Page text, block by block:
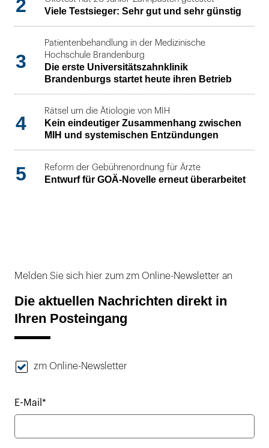
2 Viele Testsieger: Sehr gut und sehr günstig
3
Patientenbehandlung in der Medizinische
Hochschule Brandenburg
Die erste Universitätszahnklinik
Brandenburgs startet heute ihren Betrieb
4
Rätsel um die Ätiologie von MIH
Kein eindeutiger Zusammenhang zwischen
MIH und systemischen Entzündungen
5 Reform der Gebührenordnung für Ärzte
Entwurf für GOÄ-Novelle erneut überarbeitet
Melden Sie sich hier zum zm Online-Newsletter an
Die aktuellen Nachrichten direkt in
Ihren Posteingang
zm Online-Newsletter
E-Mail*